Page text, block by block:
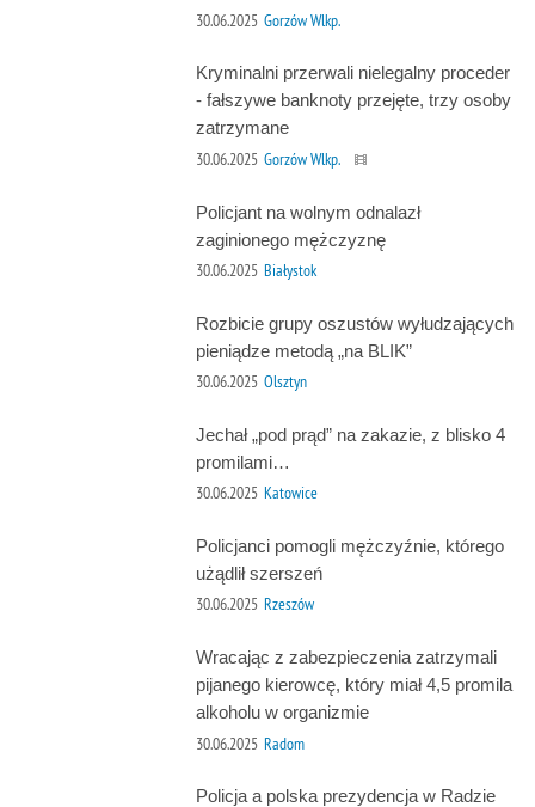
30.06.2025 Gorzów Wlkp.
Kryminalni przerwali nielegalny proceder
- fałszywe banknoty przejęte, trzy osoby
zatrzymane
30.06.2025 Gorzów Wlkp.
Policjant na wolnym odnalazł
zaginionego mężczyznę
30.06.2025 Białystok
Rozbicie grupy oszustów wyłudzających
pieniądze metodą „na BLIK”
30.06.2025 Olsztyn
Jechał „pod prąd” na zakazie, z blisko 4
promilami…
30.06.2025 Katowice
Policjanci pomogli mężczyźnie, którego
użądlił szerszeń
30.06.2025 Rzeszów
Wracając z zabezpieczenia zatrzymali
pijanego kierowcę, który miał 4,5 promila
alkoholu w organizmie
30.06.2025 Radom
Policja a polska prezydencja w Radzie